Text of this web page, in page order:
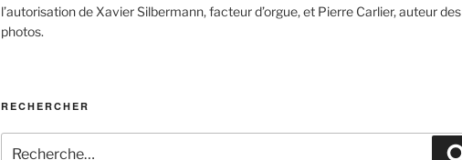
l’autorisation de Xavier Silbermann, facteur d’orgue, et Pierre Carlier, auteur des
photos.
RECHERCHER